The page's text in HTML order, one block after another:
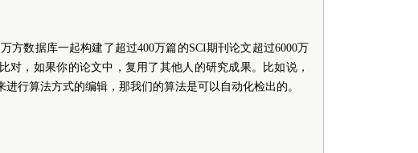
方数据库一起构建了超过400万篇的SCI期刊论文超过6000万
对，如果你的论文中，复用了其他人的研究成果。比如说，
行算法方式的编辑，那我们的算法是可以自动化检出的。